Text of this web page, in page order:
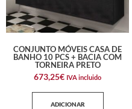
CONJUNTO MÓVEIS CASA DE
BANHO 10 PCS + BACIA COM
TORNEIRA PRETO
673,25€ IVA incluido
ADICIONAR